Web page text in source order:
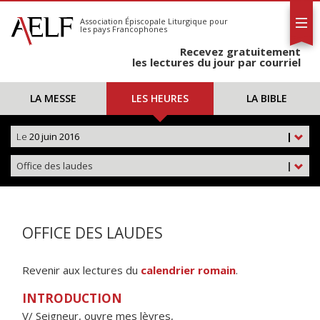
S'abonner
Calendrier
Association Épiscopale Liturgique pour
les pays Francophones
Recevez gratuitement
les lectures du jour par courriel
LA MESSE LES HEURES LA BIBLE
|
Le 20 juin 2016
|
Office des laudes
OFFICE DES LAUDES
Revenir aux lectures du calendrier romain.
INTRODUCTION
V/ Seigneur, ouvre mes lèvres,